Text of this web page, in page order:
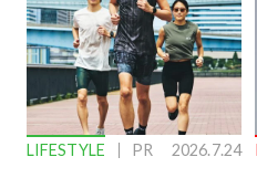
LIFESTYLE PR 2026.7.24